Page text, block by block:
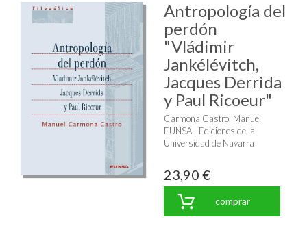
Antropología del
perdón
"Vládimir
Jankélévitch,
Jacques Derrida
y Paul Ricoeur"
Carmona Castro, Manuel
EUNSA - Ediciones de la
Universidad de Navarra
23,90 €
comprar